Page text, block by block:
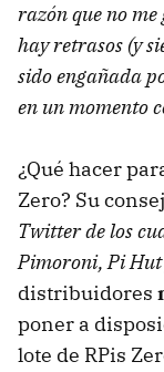
razón que no
hay retrasos (y
sido engañada
en un momento
¿Qué hacer
Zero? Su
Twitter de los
Pimoroni, Pi
distribuidores
poner a
lote de RPis